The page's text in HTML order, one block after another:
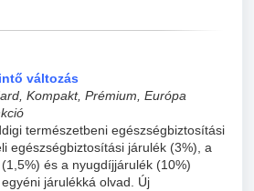
változás
Kompakt, Prémium, Európa
természetbeni egészségbiztosítási
egészségbiztosítási járulék (3%), a
és a nyugdíjjárulék (10%)
járulékká olvad. Új